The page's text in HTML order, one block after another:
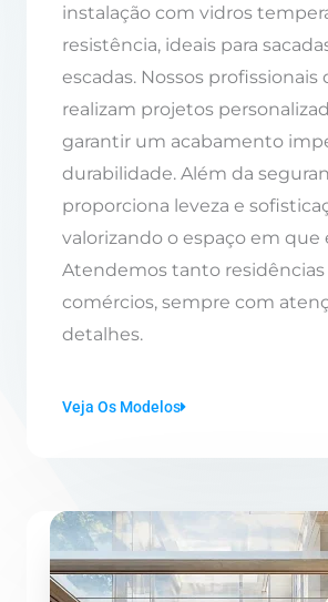
instalação com vidros
resistência, ideais para
escadas. Nossos profissionais
realizam projetos
garantir um acabamento
durabilidade. Além da
proporciona leveza e
valorizando o espaço em que
Atendemos tanto
comércios, sempre com
detalhes.
Veja Os Modelos